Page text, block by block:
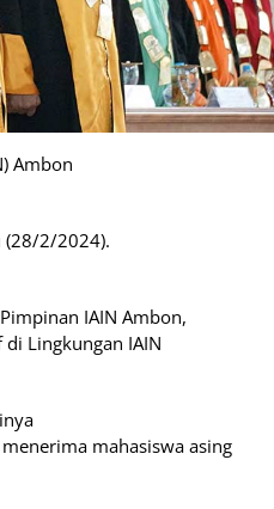
Ambon
(28/2/2024).
IAIN Ambon,
di Lingkungan IAIN
mahasiswa asing